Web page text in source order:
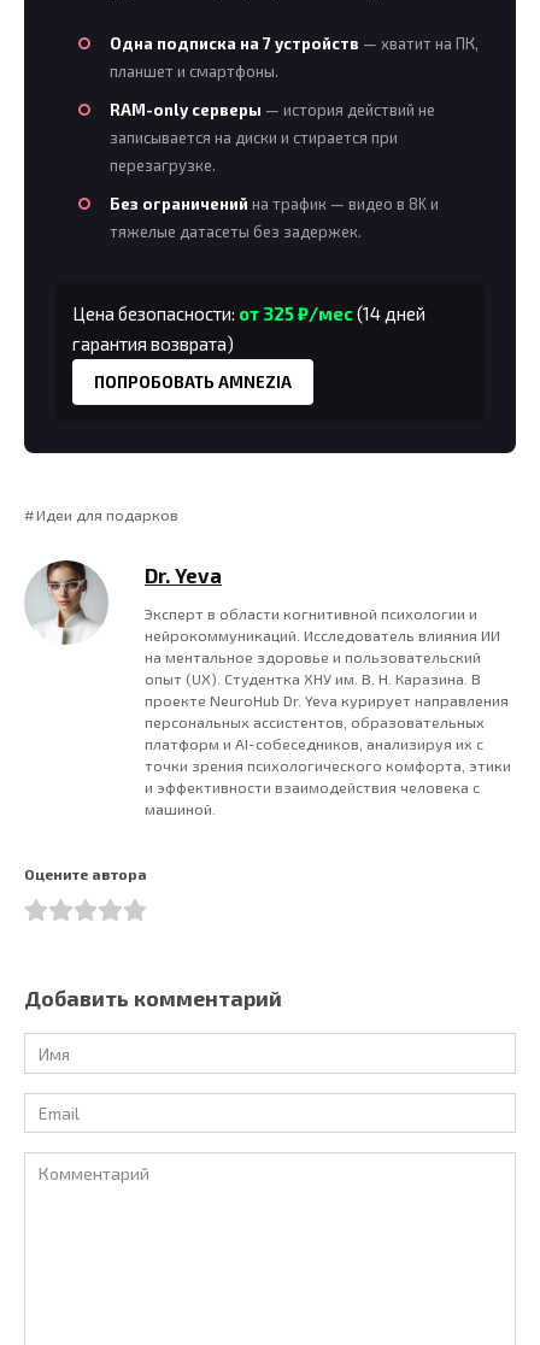
Одна подписка на 7 устройств — хватит на ПК,
планшет и смартфоны.
RAM-only серверы — история действий не
записывается на диски и стирается при
перезагрузке.
Без ограничений на трафик — видео в 8K и
тяжелые датасеты без задержек.
Цена безопасности: от 325 ₽/мес(14 дней
гарантия возврата)
ПОПРОБОВАТЬ AMNEZIA
Идеи для подарков
Dr. Yeva
Эксперт в области когнитивной психологии и
нейрокоммуникаций. Исследователь влияния ИИ
на ментальное здоровье и пользовательский
опыт (UX). Студентка ХНУ им. В. Н. Каразина. В
проекте NeuroHub Dr. Yeva курирует направления
персональных ассистентов, образовательных
платформ и AI-собеседников, анализируя их с
точки зрения психологического комфорта, этики
и эффективности взаимодействия человека с
машиной.
Оцените автора
Добавить комментарий
Имя
*
Email
*
Комментарий